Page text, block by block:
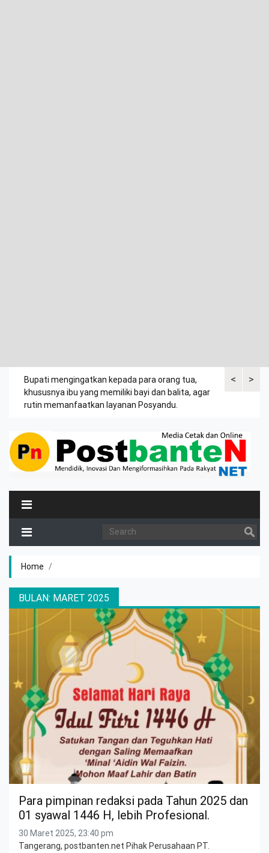
<
Bupati mengingatkan kepada para orang tua,
khususnya ibu yang memiliki bayi dan balita, agar
rutin memanfaatkan layanan Posyandu.
Kuasa>
Home
BULAN: MARET 2025
Para pimpinan redaksi pada Tahun 2025 dan
01 syawal 1446 H, lebih Profesional.
30 Maret 2025, 23:40 pm
Tangerang, postbanten.net Pihak Perusahaan PT.